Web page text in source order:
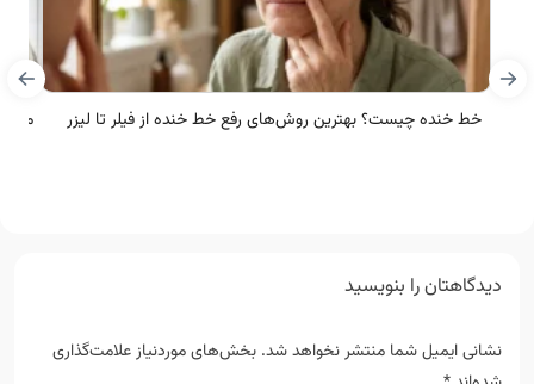
خط خنده چیست؟ بهترین روش‌های رفع خط خنده از فیلر تا لیزر
دیدگاهتان را بنویسید
نشانی ایمیل شما منتشر نخواهد شد. بخش‌های موردنیاز علامت‌گذاری